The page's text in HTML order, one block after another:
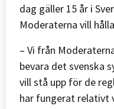
dag gäller 15 år i
Moderaterna vill
– Vi från
bevara det svenska
vill stå upp för de
har fungerat relativt